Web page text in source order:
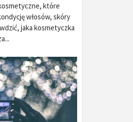
które
włosów, skóry
jaka kosmetyczka